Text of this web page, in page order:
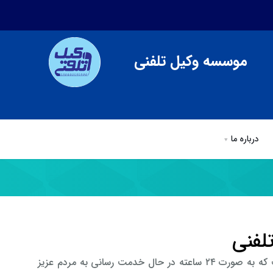
موسسه وکیل تلفنی
درباره ما
موسسه حقوقی وکیل تلفنی، یکی از معتبرترین مراکز مشاوره حقوقی در ایران است که به صورت ۲۴ ساعته در حال خدمت رسانی به مردم عزیز